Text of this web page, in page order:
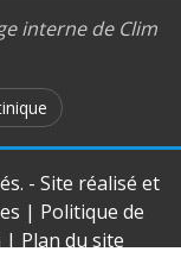
interne de Clim
- Site réalisé et
| Politique de
| Plan du site